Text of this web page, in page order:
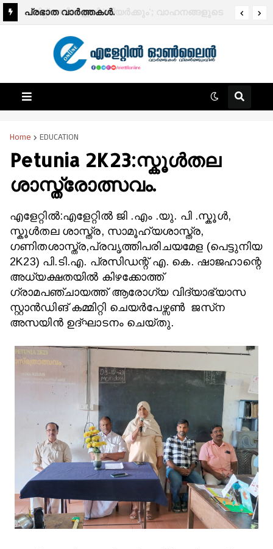
പ്രഭാത വാർത്തകൾ.
Home EDUCATION
Petunia 2K23:സ്കൂൾതല
ശാസ്ത്രോത്സവം.
എളേറ്റിൽ:എളേറ്റിൽ ജി .എം .യു. പി .സ്കൂൾ,
സ്കൂൾതല ശാസ്ത്ര, സാമൂഹ്യശാസ്ത്ര,
ഗണിതശാസ്ത്ര,പ്രവൃത്തിപരിചയമേള (പെട്ടുനിയ
2K23) പി.ടി.എ. പ്രസിഡന്റ് എ. കെ. ഷാജഹാന്റെ
അധ്യക്ഷതയിൽ കിഴക്കോത്ത്
ഗ്രാമപഞ്ചായത്ത് ആരോഗ്യ വിദ്യാഭ്യാസ
സ്റ്റാൻഡിങ് കമ്മിറ്റി ചെയർപേഴ്സൺ ജസ്‌ന
അസയിൻ ഉദ്ഘാടനം ചെയ്തു.